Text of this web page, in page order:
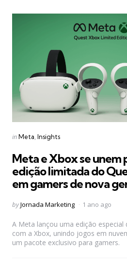
Categories
Posted
inMeta Insights
Meta e Xbox se unem
edição limitada do
em gamers de nova
Posted
byJornada Marketing 1 ano ago
A Meta lançou uma edição especial
com a Xbox, unindo jogos em
um pacote exclusivo para gamers.